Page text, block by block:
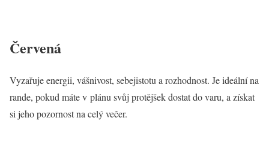
Červená
Vyzařuje energii, vášnivost, sebejistotu a rozhodnost. Je ideální na
rande, pokud máte v plánu svůj protějšek dostat do varu, a získat
si jeho pozornost na celý večer.